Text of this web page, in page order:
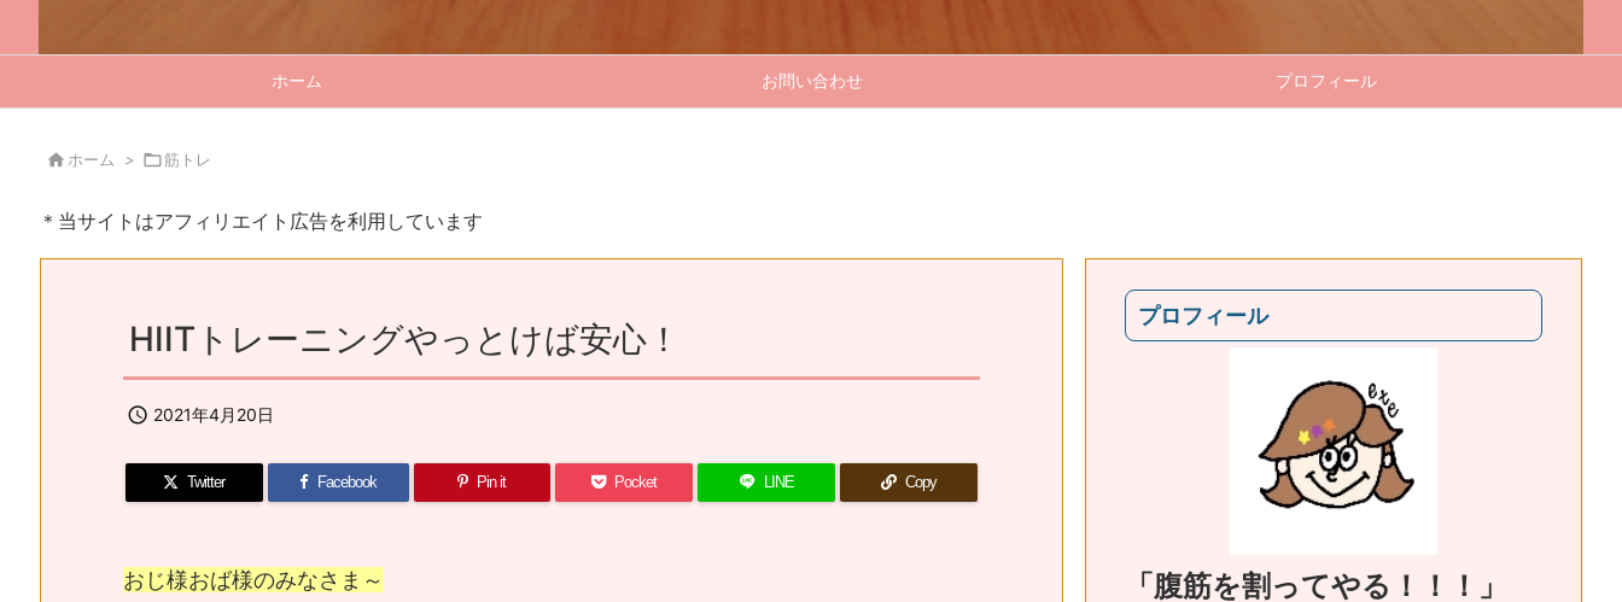
ホーム お問い合わせ プロフィール
 ホーム > 筋トレ
＊当サイトはアフィリエイト広告を利用しています
HIITトレーニングやっとけば安心！
 2021年4月20日
Twitter Facebook Pin it Pocket LINE Copy
おじ様おば様のみなさま～
プロフィール
「腹筋を割ってやる！！！」